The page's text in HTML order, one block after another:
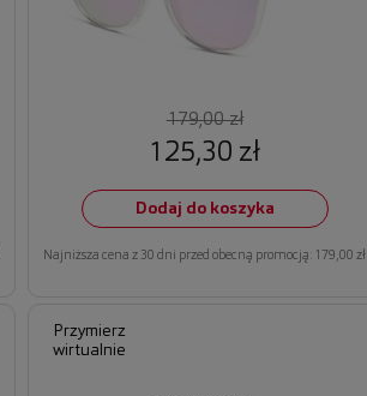
179,00 zł
125,30 zł
Dodaj do koszyka
Najniższa cena z 30 dni przed obecną promocją: 179,00 zł
Przymierz
wirtualnie